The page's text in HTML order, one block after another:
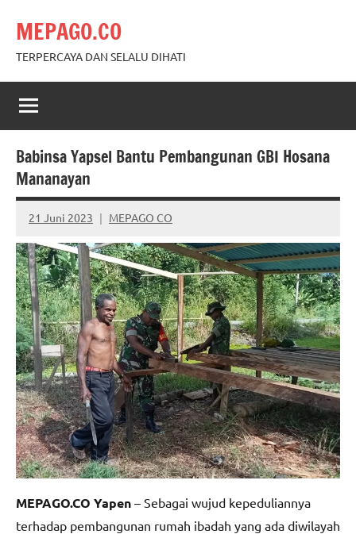
content
MEPAGO.CO
TERPERCAYA DAN SELALU DIHATI
Babinsa Yapsel Bantu Pembangunan GBI Hosana
Mananayan
21 Juni 2023 MEPAGO CO
No
comments
MEPAGO.CO Yapen – Sebagai wujud kepeduliannya
terhadap pembangunan rumah ibadah yang ada diwilayah